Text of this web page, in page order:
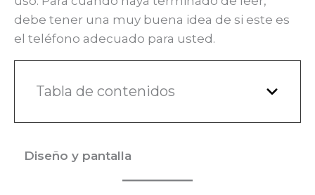
debe tener una muy buena idea de si este es
el teléfono adecuado para usted.
Tabla de contenidos
Diseño y pantalla